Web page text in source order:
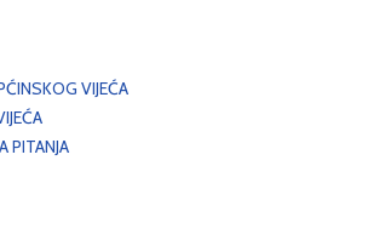
VIJEĆA
PITANJA